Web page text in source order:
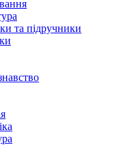
та підручники